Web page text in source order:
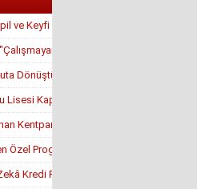
ve Keyfi Atamalar Gündemde
Kaldı, Çavuş İstifa Ettirildi"
Dönüştürmek İçin Son Tarih 1
Kapılarını Açmaya Hazırlanıyor
Kentpark Plajı Ne Zaman Açılacak?
Özel Programla Açıldı
Kredi Programı